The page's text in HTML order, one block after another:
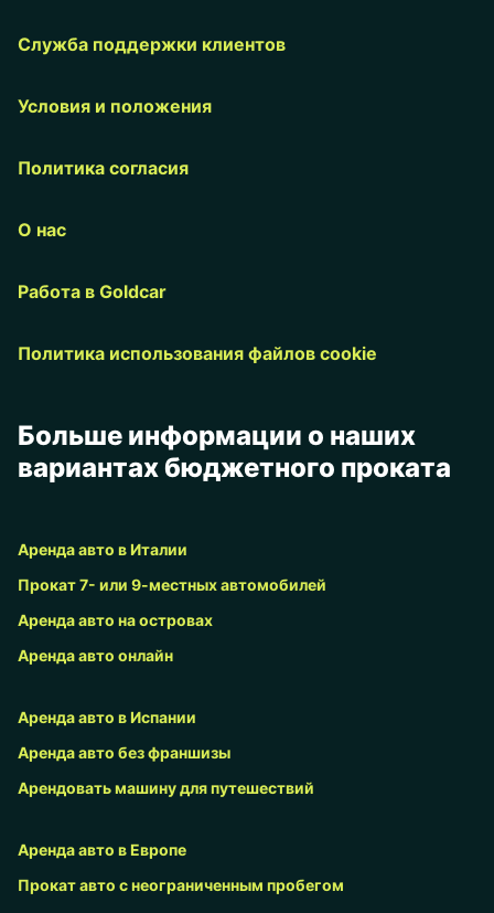
Служба поддержки клиентов
Условия и положения
Политика согласия
О нас
Работа в Goldcar
Политика использования файлов cookie
Больше информации о наших
вариантах бюджетного проката
Аренда авто в Италии
Прокат 7- или 9-местных автомобилей
Аренда авто на островах
Аренда авто онлайн
Аренда авто в Испании
Аренда авто без франшизы
Арендовать машину для путешествий
Аренда авто в Европе
Прокат авто с неограниченным пробегом